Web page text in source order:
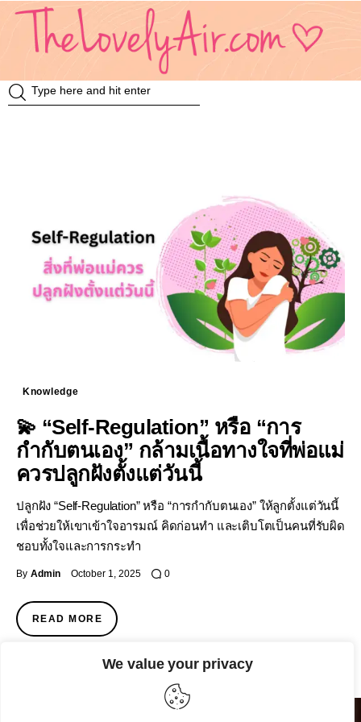
We value your privacy
Insurance
VDO
Event & Activities
Knowledge
💫 “Self-Regulation” หรือ “การ
กำกับตนเอง” กล้ามเนื้อทางใจที่พ่อแม่
ควรปลูกฝังตั้งแต่วันนี้
ปลูกฝัง “Self-Regulation” หรือ “การกำกับตนเอง” ให้ลูกตั้งแต่วันนี้
เพื่อช่วยให้เขาเข้าใจอารมณ์ คิดก่อนทำ และเติบโตเป็นคนที่รับผิด
ชอบทั้งใจและการกระทำ
By Admin October 1, 2025 0
READ MORE